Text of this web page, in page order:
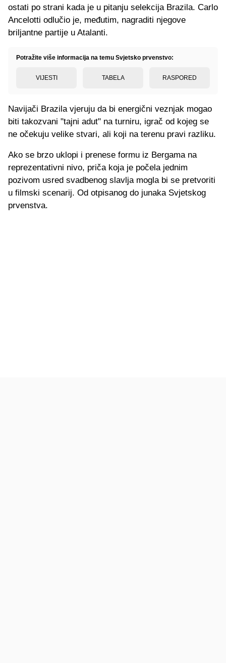
ostati po strani kada je u pitanju selekcija Brazila. Carlo
Ancelotti odlučio je, međutim, nagraditi njegove
briljantne partije u Atalanti.
Potražite više informacija na temu Svjetsko prvenstvo:
VIJESTI TABELA RASPORED
Navijači Brazila vjeruju da bi energični veznjak mogao
biti takozvani "tajni adut" na turniru, igrač od kojeg se
ne očekuju velike stvari, ali koji na terenu pravi razliku.
Ako se brzo uklopi i prenese formu iz Bergama na
reprezentativni nivo, priča koja je počela jednim
pozivom usred svadbenog slavlja mogla bi se pretvoriti
u filmski scenarij. Od otpisanog do junaka Svjetskog
prvenstva.